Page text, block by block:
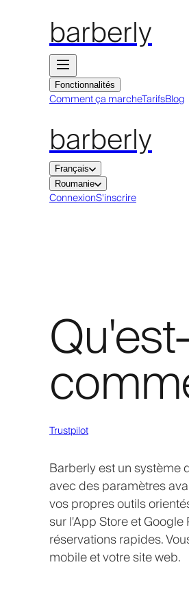
barberly
Fonctionnalités
Comment ça marcheTarifsBlog
barberly
Français
Roumanie
ConnexionS'inscrire
Trustpilot
Barberly est un système
avec des paramètres
vos propres outils
sur l'App Store et
réservations rapides.
mobile et votre site web.